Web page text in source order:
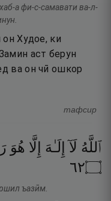
а фи-с-самавати ва-л-
он Худое, ки
аст берун
ва он чӣ ошкор
тафсир
ٱللَّهُ لَآ إِلَـٰهَ إِلَّا هُوَ
۝٢٦
ъазӣм.